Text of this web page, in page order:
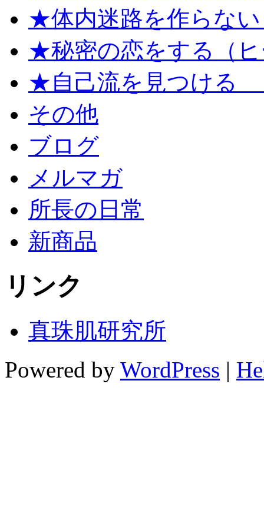
★体内迷路を作らな
★秘密の恋をする（
★自己流を見つける
その他
ブログ
メルマガ
所長の日常
新商品
リンク
真珠肌研究所
Powered by WordPress |